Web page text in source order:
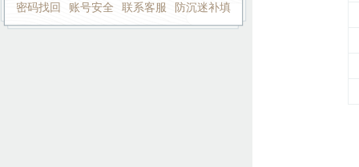
密码找回 账号安全 联系客服 防沉迷补填